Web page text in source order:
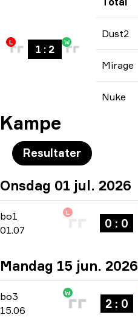
L
1 : 2
W
Dust2
Mirage
Nuke
Kampe
Resultater
Onsdag 01 jul. 2026
bo1 Group Stage
bo1
01.07
L
0 : 0
Mandag 15 jun. 2026
bo3
bo3
15.06
W
2 : 0